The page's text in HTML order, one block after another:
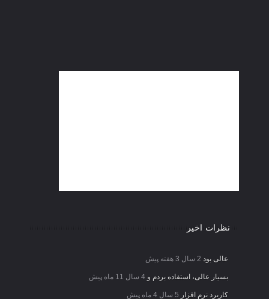
نظرات اخیر
عالی بود 2 سال 3 هفته پیش
بسیار عالی، استفاده بردم و 4 سال 11 ماه پیش
کاربرد نرم افزار 5 سال 4 ماه پیش